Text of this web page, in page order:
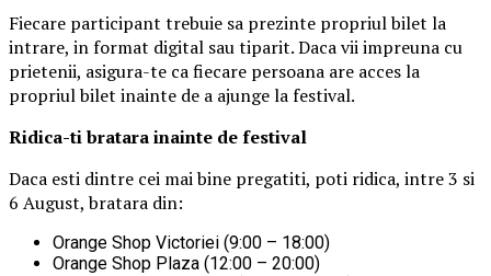
Fiecare participant trebuie sa prezinte propriul bilet la
intrare, in format digital sau tiparit. Daca vii impreuna cu
prietenii, asigura-te ca fiecare persoana are acces la
propriul bilet inainte de a ajunge la festival.
Ridica-ti bratarainainte de festival
Daca esti dintre cei mai bine pregatiti, poti ridica, intre 3 si
6 August, bratara din:
Orange Shop Victoriei (9:00 – 18:00)
Orange Shop Plaza (12:00 – 20:00)